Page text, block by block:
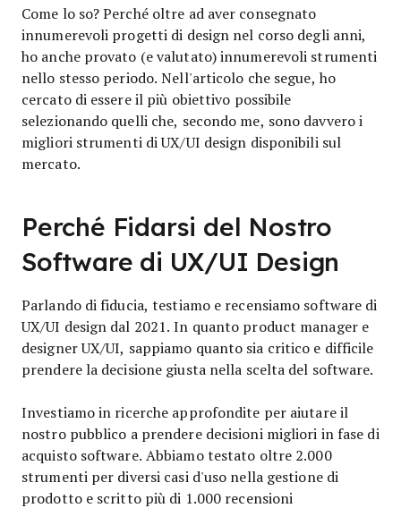
Come lo so? Perché oltre ad aver consegnato
innumerevoli progetti di design nel corso degli anni,
ho anche provato (e valutato) innumerevoli strumenti
nello stesso periodo. Nell'articolo che segue, ho
cercato di essere il più obiettivo possibile
selezionando quelli che, secondo me, sono davvero i
migliori strumenti di UX/UI design disponibili sul
mercato.
Perché Fidarsi del Nostro
Software di UX/UI Design
Parlando di fiducia, testiamo e recensiamo software di
UX/UI design dal 2021. In quanto product manager e
designer UX/UI, sappiamo quanto sia critico e difficile
prendere la decisione giusta nella scelta del software.
Investiamo in ricerche approfondite per aiutare il
nostro pubblico a prendere decisioni migliori in fase di
acquisto software. Abbiamo testato oltre 2.000
strumenti per diversi casi d'uso nella gestione di
prodotto e scritto più di 1.000 recensioni